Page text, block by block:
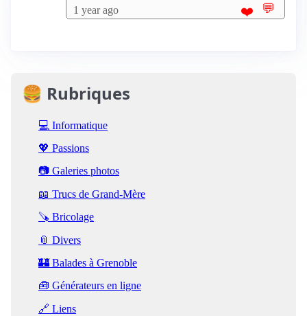
1 year ago ❤️ 💬
🍔 Rubriques
💻 Informatique
💖 Passions
📷 Galeries photos
📖 Trucs de Grand-Mère
🪚 Bricolage
📎 Divers
🏰 Balades à Grenoble
🧰 Générateurs en ligne
🔗 Liens